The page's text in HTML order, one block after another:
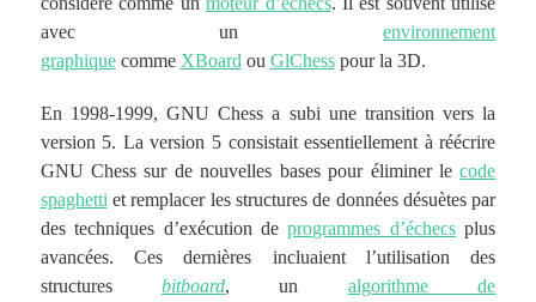
avec unenvironnement
graphiquecomme XBoard ou GlChesspour la 3D.
En 1998-1999, GNU Chess a subi une transition vers la
version 5. La version 5 consistait essentiellement à réécrire
GNU Chess sur de nouvelles bases pour éliminer lecode
spaghetti et remplacer les structures de données désuètes par
des techniques d’exécution deprogrammes d’échecsplus
avancées. Ces dernières incluaient l’utilisation des
structuresbitboard, un algorithme de